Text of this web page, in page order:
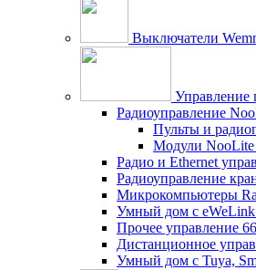
Выключатели
Управление
Радиоуправление
Пульты и
Модули NooLite
Радио и Ethernet
Радиоуправление
Микрокомпьютеры
Умный дом c
Прочее управление 66
Дистанционное
Умный дом с Tuya,